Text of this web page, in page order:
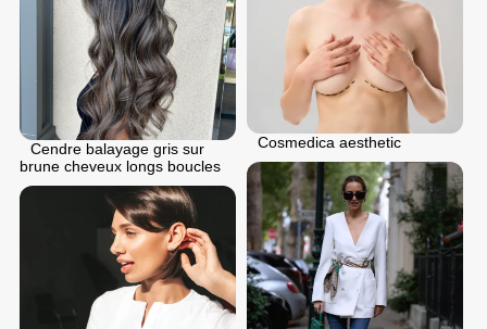
Cendre balayage gris sur
brune cheveux longs boucles
Cosmedica aesthetic